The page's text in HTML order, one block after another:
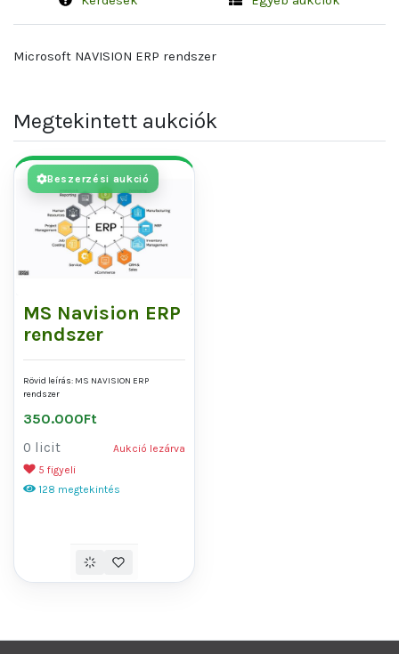
Microsoft NAVISION ERP rendszer
Megtekintett aukciók
Beszerzési aukció
MS Navision ERP
rendszer
Rövid leírás: MS NAVISION ERP
rendszer
350.000Ft
0 licit
Aukció lezárva
5 figyeli
128 megtekintés